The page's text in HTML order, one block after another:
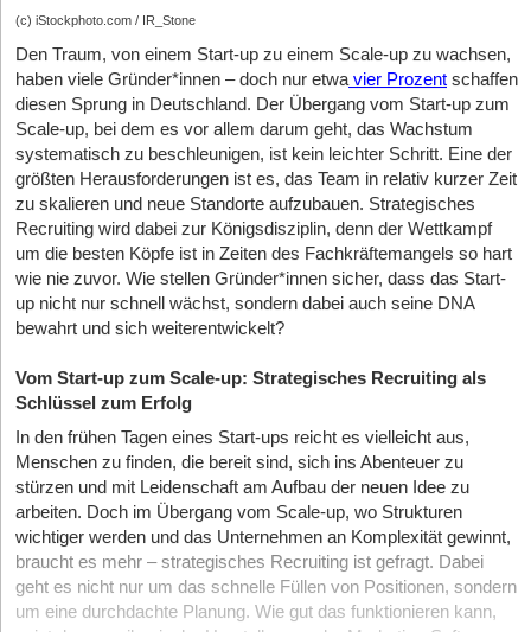
(c) iStockphoto.com / IR_Stone
Den Traum, von einem Start-up zu einem Scale-up zu wachsen,
haben viele Gründer*innen – doch nur etwa vier Prozent schaffen
diesen Sprung in Deutschland. Der Übergang vom Start-up zum
Scale-up, bei dem es vor allem darum geht, das Wachstum
systematisch zu beschleunigen, ist kein leichter Schritt. Eine der
größten Herausforderungen ist es, das Team in relativ kurzer Zeit
zu skalieren und neue Standorte aufzubauen. Strategisches
Recruiting wird dabei zur Königsdisziplin, denn der Wettkampf
um die besten Köpfe ist in Zeiten des Fachkräftemangels so hart
wie nie zuvor. Wie stellen Gründer*innen sicher, dass das Start-
up nicht nur schnell wächst, sondern dabei auch seine DNA
bewahrt und sich weiterentwickelt?
Vom Start-up zum Scale-up: Strategisches Recruiting als
Schlüssel zum Erfolg
In den frühen Tagen eines Start-ups reicht es vielleicht aus,
Menschen zu finden, die bereit sind, sich ins Abenteuer zu
stürzen und mit Leidenschaft am Aufbau der neuen Idee zu
arbeiten. Doch im Übergang vom Scale-up, wo Strukturen
wichtiger werden und das Unternehmen an Komplexität gewinnt,
braucht es mehr – strategisches Recruiting ist gefragt. Dabei
geht es nicht nur um das schnelle Füllen von Positionen, sondern
um eine durchdachte Planung. Wie gut das funktionieren kann,